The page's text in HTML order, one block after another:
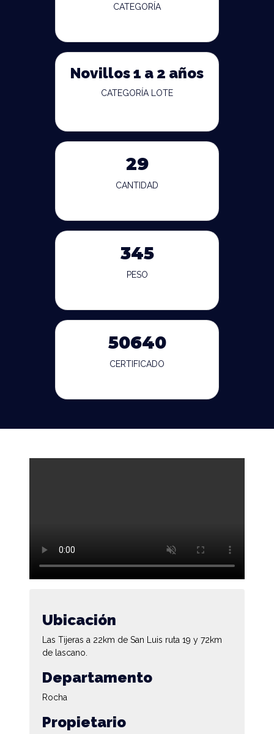
CATEGORÍA
Novillos 1 a 2 años
CATEGORÍA LOTE
29
CANTIDAD
345
PESO
50640
CERTIFICADO
Ubicación
Las Tijeras a 22km de San Luis ruta 19 y 72km
de lascano.
Departamento
Rocha
Propietario